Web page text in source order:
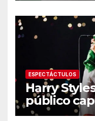
en los
ESPECTÁCTULOS
Harry
público
interpretar